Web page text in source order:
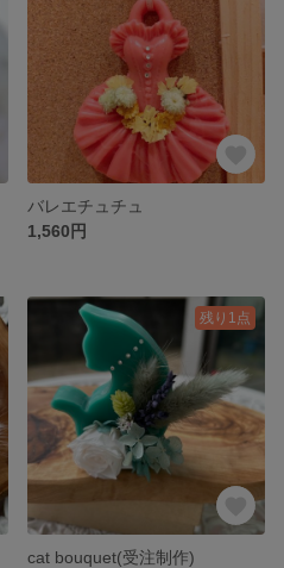
バレエチュチュ
1,560円
残り1点
cat bouquet(受注制作)